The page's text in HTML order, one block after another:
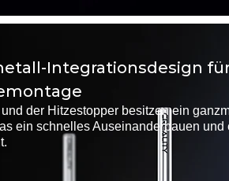
Integrationsdesign
der Hitzestopper besitzen ein
ein schnelles Auseinanderbauen